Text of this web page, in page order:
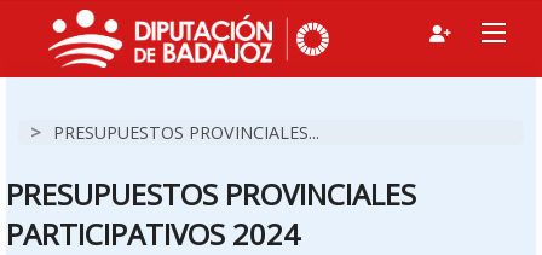
> PRESUPUESTOS PROVINCIALES...
PRESUPUESTOS PROVINCIALES
PARTICIPATIVOS 2024